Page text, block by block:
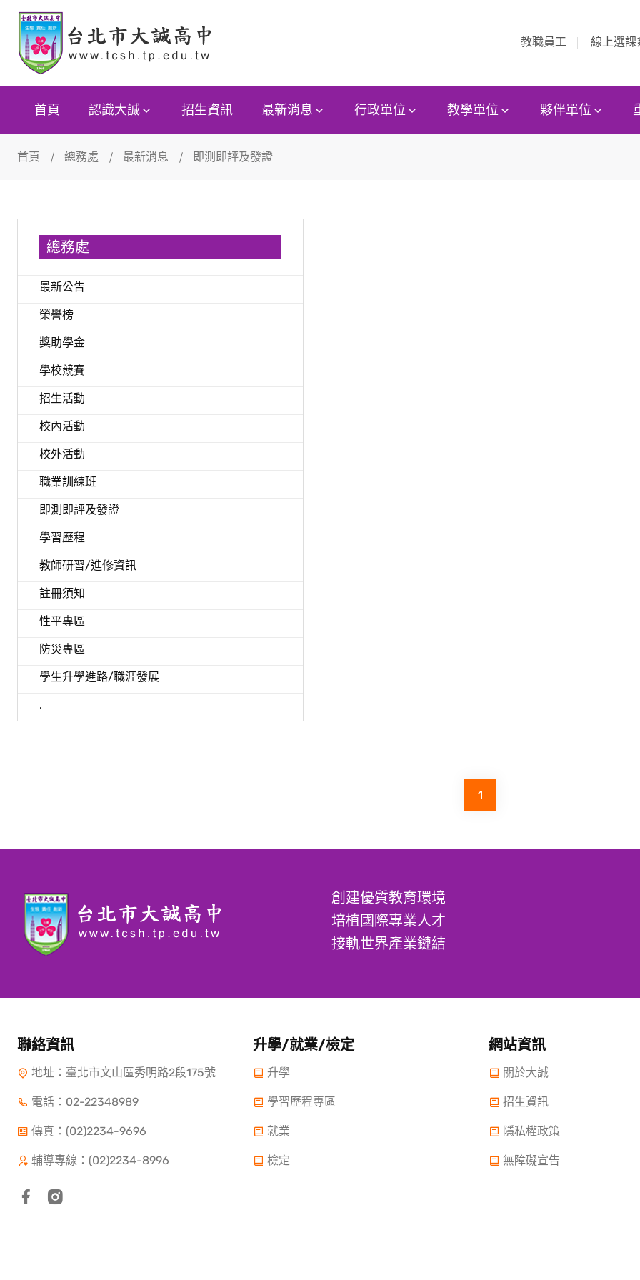
教職員工 線上選課
首頁 認識大誠 招生資訊 最新消息 行政單位 教學單位 夥伴單位
首頁 總務處 最新消息 即測即評及發證
總務處
最新公告
榮譽榜
獎助學金
學校競賽
招生活動
校內活動
校外活動
職業訓練班
即測即評及發證
學習歷程
教師研習/進修資訊
註冊須知
性平專區
防災專區
學生升學進路/職涯發展
.
1
創建優質教育環境
培植國際專業人才
接軌世界產業鏈結
聯絡資訊
地址：臺北市文山區秀明路2段175號
電話： 02-22348989
傳真：(02)2234-9696
輔導專線：(02)2234-8996
升學/就業/檢定
升學
學習歷程專區
就業
檢定
網站資訊
關於大誠
招生資訊
隱私權政策
無障礙宣告